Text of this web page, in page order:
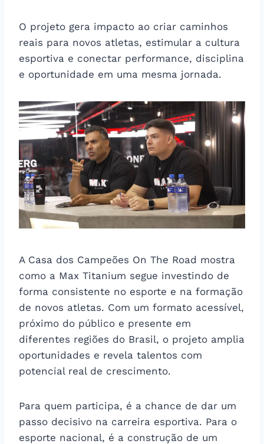
O projeto gera impacto ao criar caminhos
reais para novos atletas, estimular a cultura
esportiva e conectar performance, disciplina
e oportunidade em uma mesma jornada.
A Casa dos Campeões On The Road mostra
como a Max Titanium segue investindo de
forma consistente no esporte e na formação
de novos atletas. Com um formato acessível,
próximo do público e presente em
diferentes regiões do Brasil, o projeto amplia
oportunidades e revela talentos com
potencial real de crescimento.
Para quem participa, é a chance de dar um
passo decisivo na carreira esportiva. Para o
esporte nacional, é a construção de um